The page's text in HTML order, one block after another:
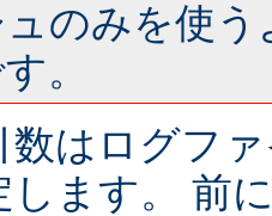
のみを使
。
数はログフ
します。 前